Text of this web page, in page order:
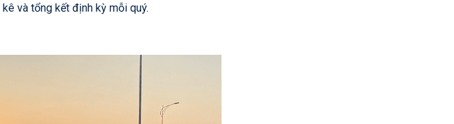
và tổng kết định kỳ mỗi quý.